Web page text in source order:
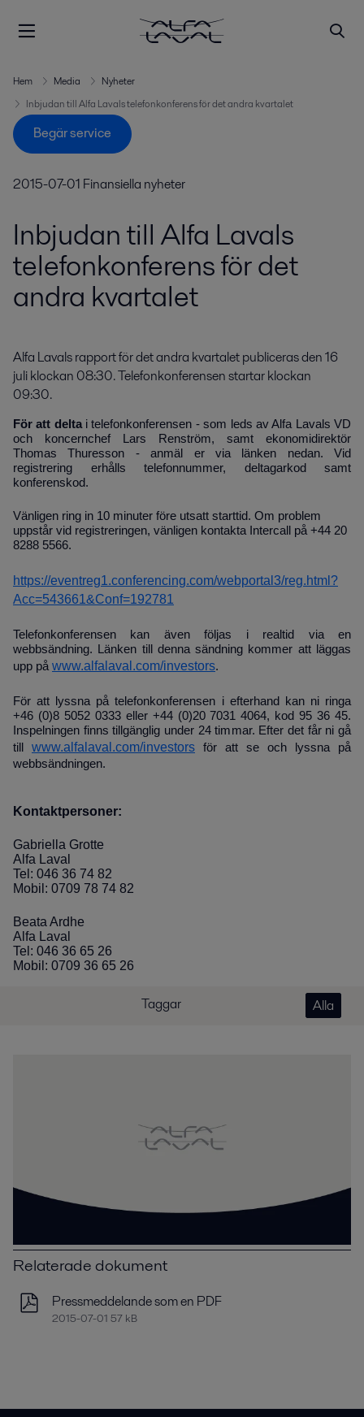
Hem Media
Nyheter
Inbjudan till Alfa Lavals telefonkonferens för det andra kvartalet
Begär service
2015-07-01 Finansiella nyheter
Inbjudan till Alfa Lavals
telefonkonferens för det
andra kvartalet
Alfa Lavals rapport för det andra kvartalet publiceras den 16
juli klockan 08:30. Telefonkonferensen startar klockan
09:30.
För att deltai telefonkonferensen - som leds av Alfa Lavals VD
och koncernchef Lars Renström, samt ekonomidirektör
Thomas Thuresson - anmäl er via länken nedan. Vid
registrering erhålls telefonnummer, deltagarkod samt
konferenskod.
Vänligen ring in 10 minuter före utsatt starttid. Om problem
uppstår vid registreringen, vänligen kontakta Intercall på +44 20
8288 5566.
https://eventreg1.conferencing.com/webportal3/reg.html?
Acc=543661&Conf=192781
Telefonkonferensen kan även följas i realtid via en
webbsändning. Länken till denna sändning kommer att läggas
upp på www.alfalaval.com/investors.
För att lyssna på telefonkonferensen i efterhand kan ni ringa
+46 (0)8 5052 0333 eller +44 (0)20 7031 4064, kod 95 36 45.
Inspelningen finns tillgänglig under 24 timmar. Efter det får ni gå
till www.alfalaval.com/investors
för att se och lyssna på
webbsändningen.
Kontaktpersoner:
Gabriella Grotte
Alfa Laval
Tel: 046 36 74 82
Mobil: 0709 78 74 82
Beata Ardhe
Alfa Laval
Tel: 046 36 65 26
Mobil: 0709 36 65 26
Taggar Alla
Relaterade dokument
Pressmeddelande som en PDF
2015-07-01 57 kB